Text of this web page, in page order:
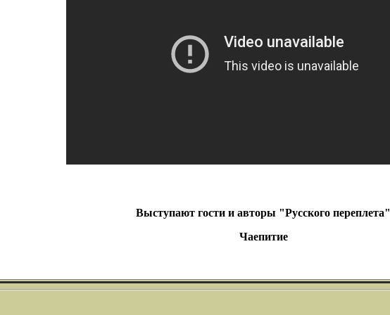
Выступают гости и авторы "Русского переплета"
Чаепитие